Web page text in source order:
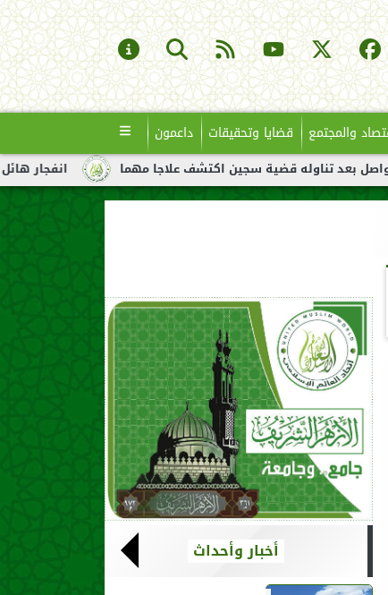
والمجتمع قضايا وتحقيقات داعمون
انفجار هائل لناقلة نفط قضية سجين اكتشف علاجا مهما
أخبار وأحداث